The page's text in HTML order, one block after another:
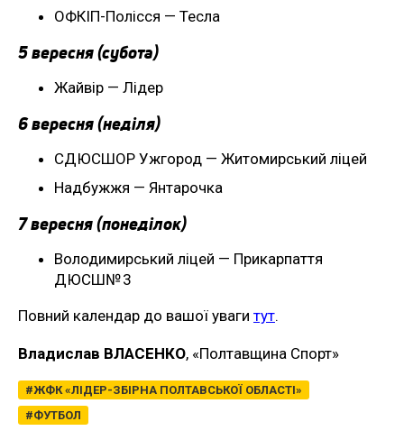
ОФКІП-Полісся — Тесла
5 вересня (субота)
Жайвір — Лідер
6 вересня (неділя)
СДЮСШОР Ужгород — Житомирський ліцей
Надбужжя — Янтарочка
7 вересня (понеділок)
Володимирський ліцей — Прикарпаття
ДЮСШ№ 3
Повний календар до вашої уваги тут.
Владислав ВЛАСЕНКО, «Полтавщина Спорт»
ЖФК «ЛІДЕР-ЗБІРНА ПОЛТАВСЬКОЇ ОБЛАСТІ»
ФУТБОЛ